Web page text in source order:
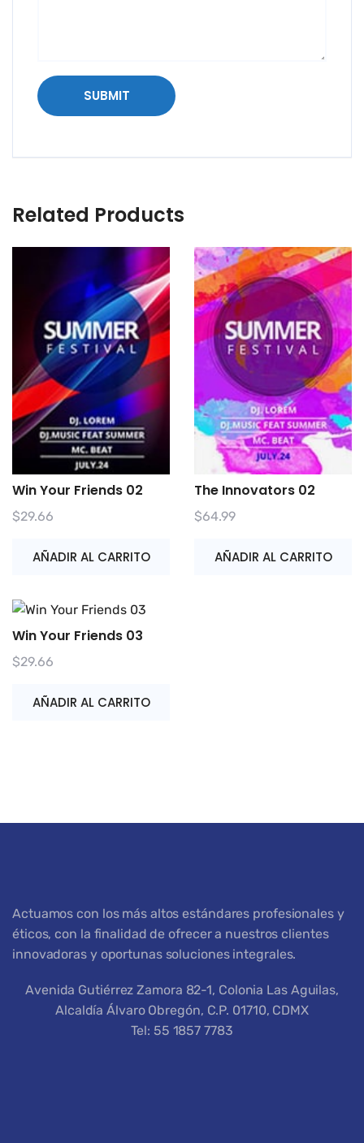
Related Products
Win Your Friends 02
$29.66
AÑADIR AL CARRITO
The Innovators 02
$64.99
AÑADIR AL CARRITO
Win Your Friends 03
$29.66
AÑADIR AL CARRITO
Actuamos con los más altos estándares profesionales y
éticos, con la finalidad de ofrecer a nuestros clientes
innovadoras y oportunas soluciones integrales.
Avenida Gutiérrez Zamora 82-1, Colonia Las Aguilas,
Alcaldía Álvaro Obregón, C.P. 01710, CDMX
Tel: 55 1857 7783